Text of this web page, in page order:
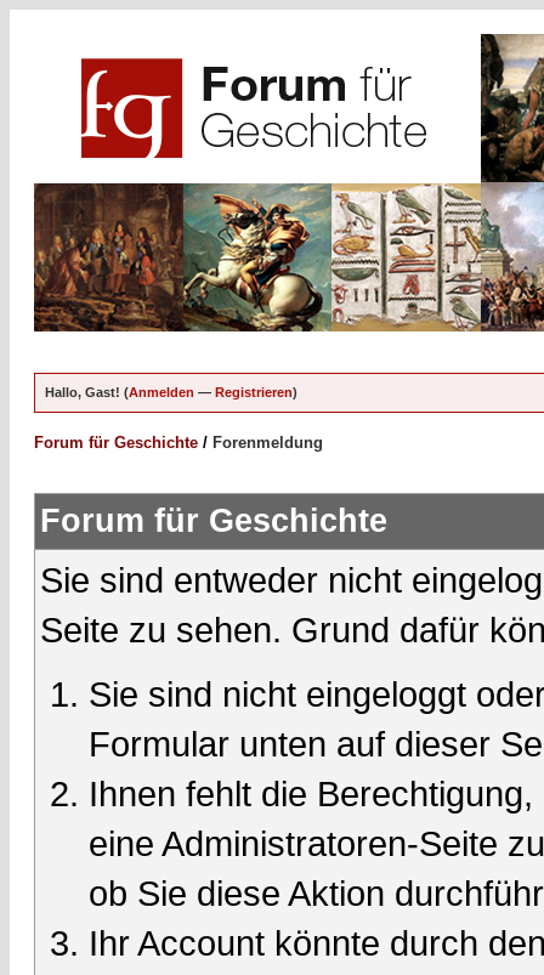
Hallo, Gast! (Anmelden — Registrieren)
Forum für Geschichte / Forenmeldung
Forum für Geschichte
Sie sind entweder nicht
Seite zu sehen. Grund dafür
Sie sind nicht eingeloggt
Formular unten auf dieser
Ihnen fehlt die
eine Administratoren-Seite
ob Sie diese Aktion
Ihr Account könnte durch